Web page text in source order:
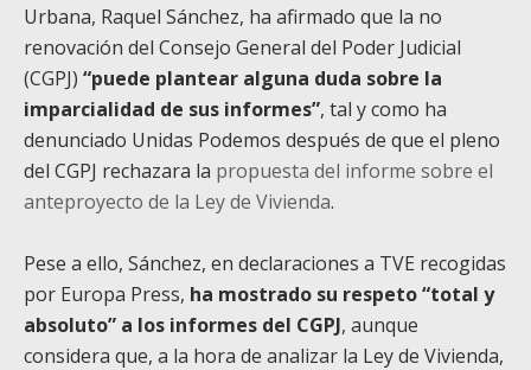
Urbana, Raquel Sánchez, ha afirmado que la no
renovación del Consejo General del Poder Judicial
(CGPJ) “puede plantear alguna duda sobre la
imparcialidad de sus informes”, tal y como ha
denunciado Unidas Podemos después de que el pleno
del CGPJ rechazara la propuesta del informe sobre el
anteproyecto de la Ley de Vivienda.
Pese a ello, Sánchez, en declaraciones a TVE recogidas
por Europa Press, ha mostrado su respeto “total y
absoluto” a los informes del CGPJ, aunque
considera que, a la hora de analizar la Ley de Vivienda,